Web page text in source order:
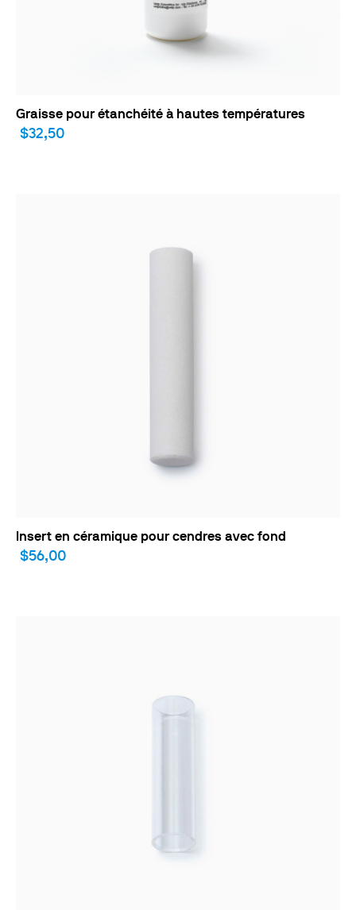
Graisse pour étanchéité à hautes températures
$32,50
Insert en céramique pour cendres avec fond
$56,00